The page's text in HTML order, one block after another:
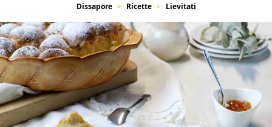
Dissapore Ricette Lievitati